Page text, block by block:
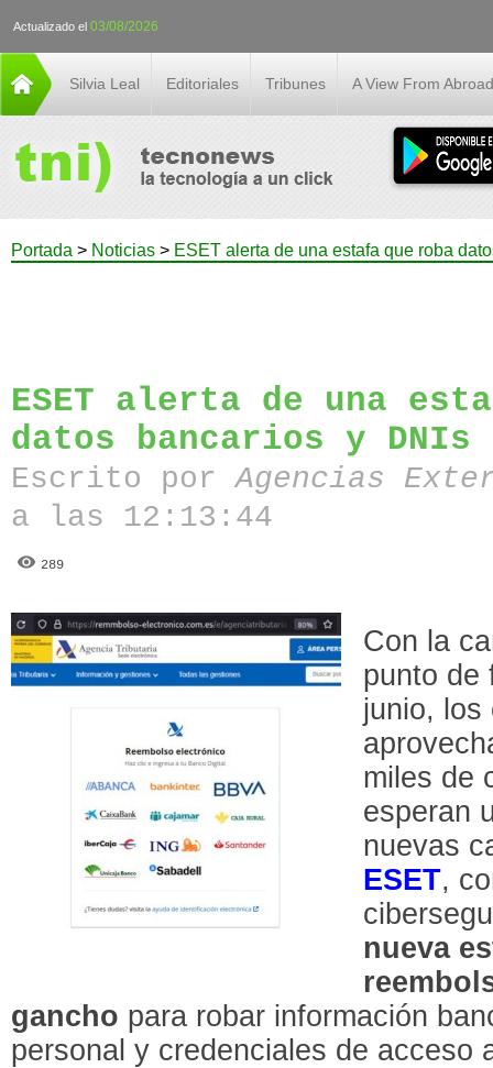
Actualizado el 03/08/2026
Silvia Leal Editoriales Tribunes A View From Abroad
Portada > Noticias > ESET alerta de una estafa que roba
ESET alerta de una
datos bancarios y DNIs
Escrito porAgencias
a las 12:13:44
289
Con la
punto de
junio, los
miles de
esperan
nuevas
ESET,
nueva
gancho para robar información
personal y credenciales de acceso